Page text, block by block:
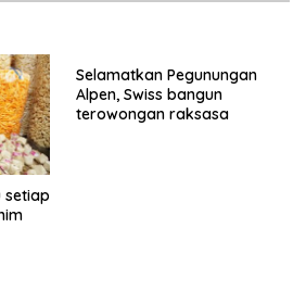
setiap
Selamatkan Pegunungan
Alpen, Swiss bangun
terowongan raksasa